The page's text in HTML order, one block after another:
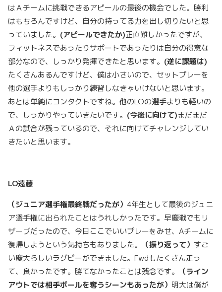
はＡチームに挑戦できるアピールの最後の機会でした。勝利
はもちろんですけど、自分の持ってる力を出し切りたいと思
っていました。 (アピールできたか)正直難しかったですが、
フィットネスであったりサポートであったりは自分の得意な
部分なので、しっかり発揮できたと思います。 (逆に課題は)
たくさんあるんですけど、僕は小さいので、セットプレーを
他の選手よりもしっかり練習しなきゃいけないと思います。
あとは単純にコンタクトですね。他のLOの選手よりも軽いの
で、しっかりやっていきたいです。 (今後に向けて)まだまだ
Ａの試合が残っているので、それに向けてチャレンジしてい
きたいと思います。
LO遠藤
（ジュニア選手権最終戦だったが） 4年生として最後のジュニ
ア選手権に出られたことはうれしかったです。早慶戦でもリ
ザーブだったので、今日ここでいいプレーをみせ、Aチームに
復帰しようという気持ちもありました。
（振り返って） すご
い慶大らしいラグビーができました。Fwdもたくさん走っ
て、良かったです。勝てなかったことは残念です。
（ライン
アウトでは相手ボールを奪うシーンもあったが） 明大は僕が